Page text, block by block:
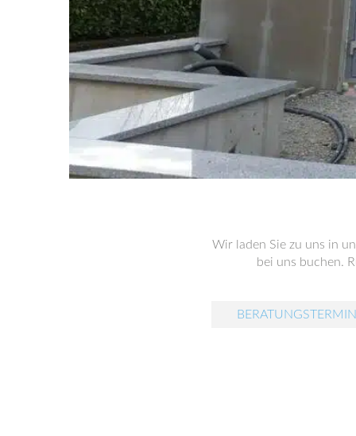
Wir laden Sie zu uns in
bei uns buchen.